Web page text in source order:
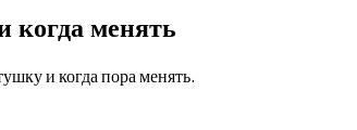
когда менять
и когда пора менять.